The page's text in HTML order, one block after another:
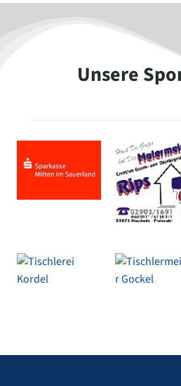
Unsere